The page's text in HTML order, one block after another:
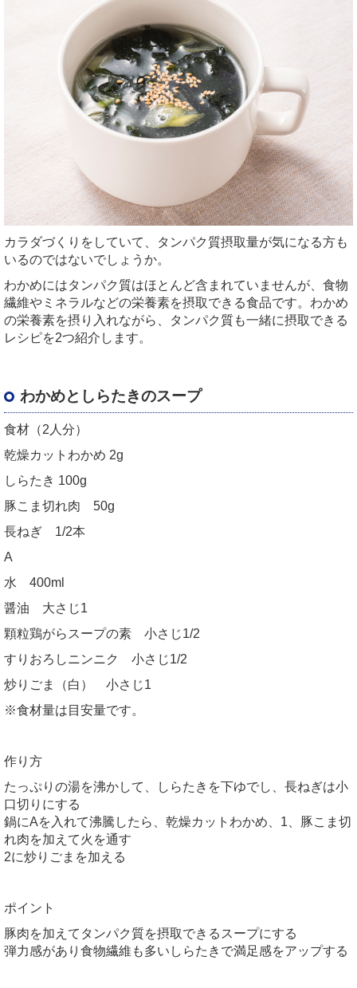
カラダづくりをしていて、タンパク質摂取量が気になる方も
いるのではないでしょうか。
わかめにはタンパク質はほとんど含まれていませんが、食物
繊維やミネラルなどの栄養素を摂取できる食品です。わかめ
の栄養素を摂り入れながら、タンパク質も一緒に摂取できる
レシピを2つ紹介します。
わかめとしらたきのスープ
食材（2人分）
乾燥カットわかめ 2g
しらたき 100g
豚こま切れ肉 50g
長ねぎ 1/2本
A
水 400ml
醤油 大さじ1
顆粒鶏がらスープの素 小さじ1/2
すりおろしニンニク 小さじ1/2
炒りごま（白） 小さじ1
※食材量は目安量です。
作り方
たっぷりの湯を沸かして、しらたきを下ゆでし、長ねぎは小
口切りにする
鍋にAを入れて沸騰したら、乾燥カットわかめ、1、豚こま切
れ肉を加えて火を通す
2に炒りごまを加える
ポイント
豚肉を加えてタンパク質を摂取できるスープにする
弾力感があり食物繊維も多いしらたきで満足感をアップする